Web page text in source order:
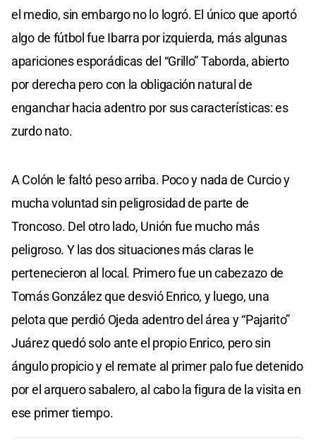
el medio, sin embargo no lo logró. El único que aportó
algo de fútbol fue Ibarra por izquierda, más algunas
apariciones esporádicas del “Grillo” Taborda, abierto
por derecha pero con la obligación natural de
enganchar hacia adentro por sus características: es
zurdo nato.
A Colón le faltó peso arriba. Poco y nada de Curcio y
mucha voluntad sin peligrosidad de parte de
Troncoso. Del otro lado, Unión fue mucho más
peligroso. Y las dos situaciones más claras le
pertenecieron al local. Primero fue un cabezazo de
Tomás González que desvió Enrico, y luego, una
pelota que perdió Ojeda adentro del área y “Pajarito”
Juárez quedó solo ante el propio Enrico, pero sin
ángulo propicio y el remate al primer palo fue detenido
por el arquero sabalero, al cabo la figura de la visita en
ese primer tiempo.